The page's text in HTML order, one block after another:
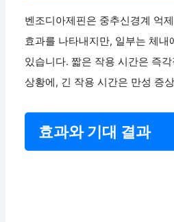
벤조디아제핀은 중추신경계 억
효과를 나타내지만, 일부는 체내
있습니다. 짧은 작용 시간은 즉
상황에, 긴 작용 시간은 만성 증
효과와 기대 결과